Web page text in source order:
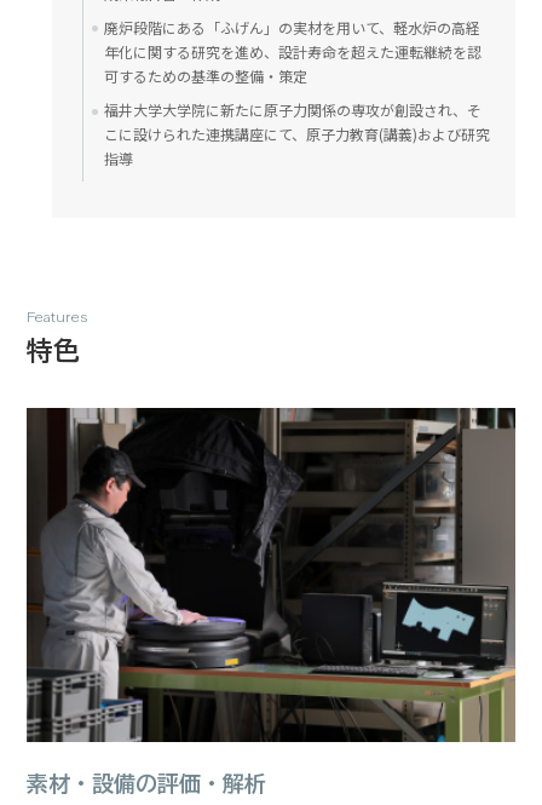
廃炉段階にある「ふげん」の実材を用いて、軽水炉の高経
年化に関する研究を進め、設計寿命を超えた運転継続を認
可するための基準の整備・策定
福井大学大学院に新たに原子力関係の専攻が創設され、そ
こに設けられた連携講座にて、原子力教育(講義)および研究
指導
Features
特色
素材・設備の評価・解析